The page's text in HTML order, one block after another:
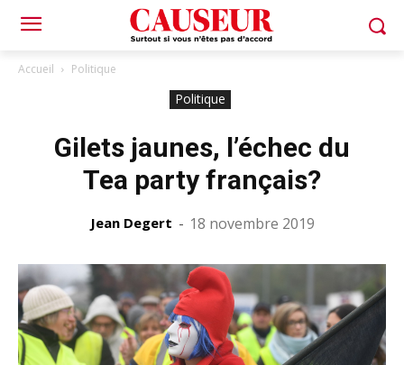
Accueil Politique
Politique
Gilets jaunes, l’échec du
Tea party français?
Jean Degert - 18 novembre 2019